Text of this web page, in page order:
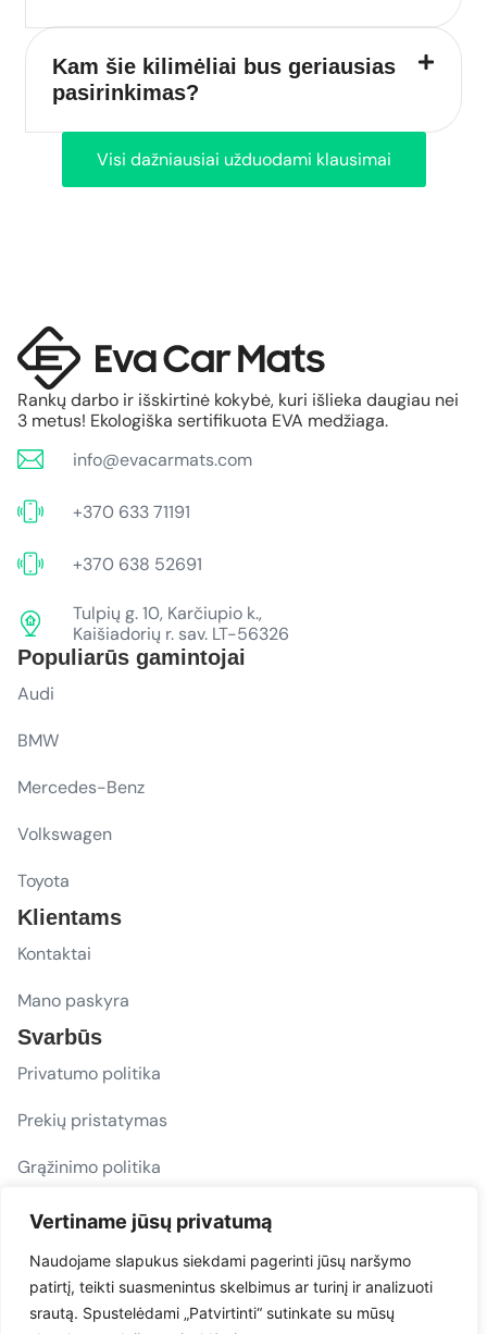
Vertiname jūsų privatumą
Naudojame slapukus siekdami pagerinti jūsų naršymo
patirtį, teikti suasmenintus skelbimus ar turinį ir analizuoti
srautą. Spustelėdami „Patvirtinti“ sutinkate su mūsų
Kam šie kilimėliai bus geriausias
pasirinkimas?
Visi dažniausiai užduodami klausimai
Rankų darbo ir išskirtinė kokybė, kuri išlieka daugiau nei
3 metus! Ekologiška sertifikuota EVA medžiaga.
info@evacarmats.com
+370 633 71191
+370 638 52691
Tulpių g. 10, Karčiupio k.,
Kaišiadorių r. sav. LT-56326
Populiarūs gamintojai
Audi
BMW
Mercedes-Benz
Volkswagen
Toyota
Klientams
Kontaktai
Mano paskyra
Svarbūs
Privatumo politika
Prekių pristatymas
Grąžinimo politika
D. U. K.
Sekite mus
evacarmats